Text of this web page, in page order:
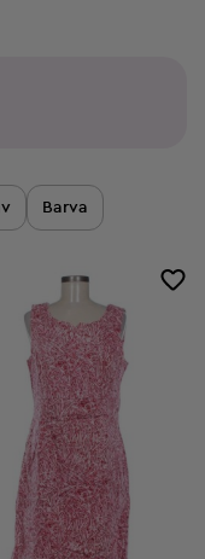
Barva